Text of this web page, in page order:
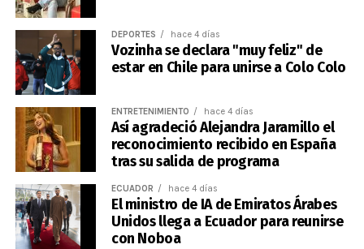
DEPORTES hace 4 días
Vozinha se declara "muy feliz" de
estar en Chile para unirse a Colo Colo
ENTRETENIMIENTO hace 4 días
Así agradeció Alejandra Jaramillo el
reconocimiento recibido en España
tras su salida de programa
ECUADOR hace 4 días
El ministro de IA de Emiratos Árabes
Unidos llega a Ecuador para reunirse
con Noboa